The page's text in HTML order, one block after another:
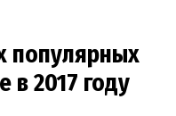
популярных
в 2017 году